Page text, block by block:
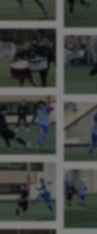
Escrime
Fitness
Football américain
Futsal
Golf
Gymnastique
Gymnastique rythmique
Haltérophilie
Handisport